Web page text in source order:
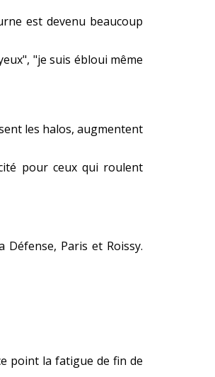
est devenu beaucoup
"je suis ébloui même
les halos, augmentent
pour ceux qui roulent
Paris et Roissy.
point la fatigue de fin de